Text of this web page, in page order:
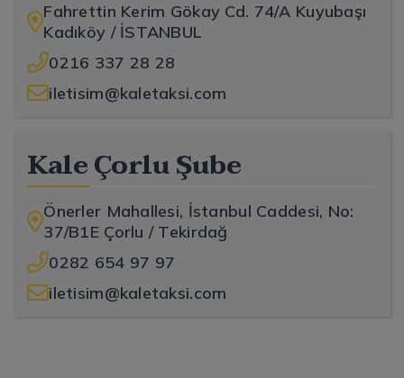
Fahrettin Kerim Gökay Cd. 74/A Kuyubaşı
Kadıköy / İSTANBUL
0216 337 28 28
iletisim@kaletaksi.com
Kale Çorlu Şube
Önerler Mahallesi, İstanbul Caddesi, No:
37/B1E Çorlu / Tekirdağ
0282 654 97 97
iletisim@kaletaksi.com